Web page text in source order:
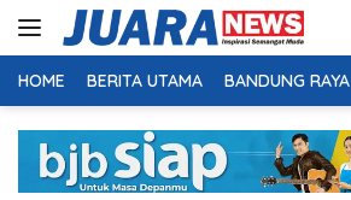
HOME BERITA UTAMA BANDUNG RAYA